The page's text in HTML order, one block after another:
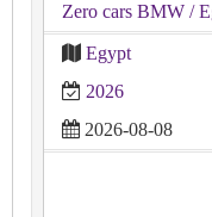
Zero cars BMW /
Egypt
2026
2026-08-08